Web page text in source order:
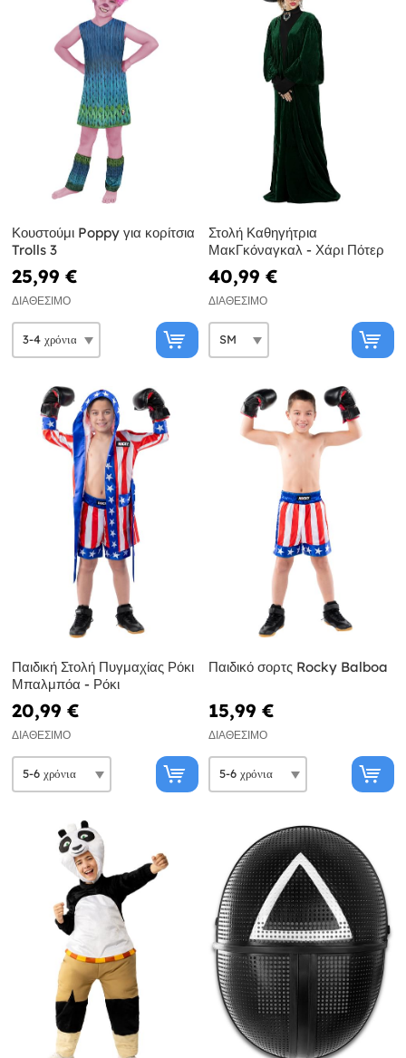
Κουστούμι Poppy για κορίτσια
Trolls 3
25,99 €
ΔΙΑΘΈΣΙΜΟ
Στολή Καθηγήτρια
ΜακΓκόναγκαλ - Χάρι Πότερ
40,99 €
ΔΙΑΘΈΣΙΜΟ
Παιδική Στολή Πυγμαχίας Ρόκι
Μπαλμπόα - Ρόκι
20,99 €
ΔΙΑΘΈΣΙΜΟ
Παιδικό σορτς Rocky Balboa
15,99 €
ΔΙΑΘΈΣΙΜΟ